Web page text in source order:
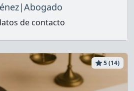
de contacto
5 (14)